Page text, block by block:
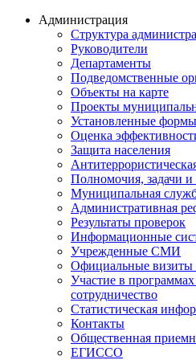
Администрация
Структура
Руководители
Департаменты
Подведомственные
Объекты на карте
Проекты
Установленные
Оценка
Защита населения
Полномочия, задачи
Муниципальная
Административная
Результаты проверок
Информационные
Учрежденные СМИ
Официальные визиты
Участие в
сотрудничество
Статистическая
Контакты
Общественная
ЕГИССО